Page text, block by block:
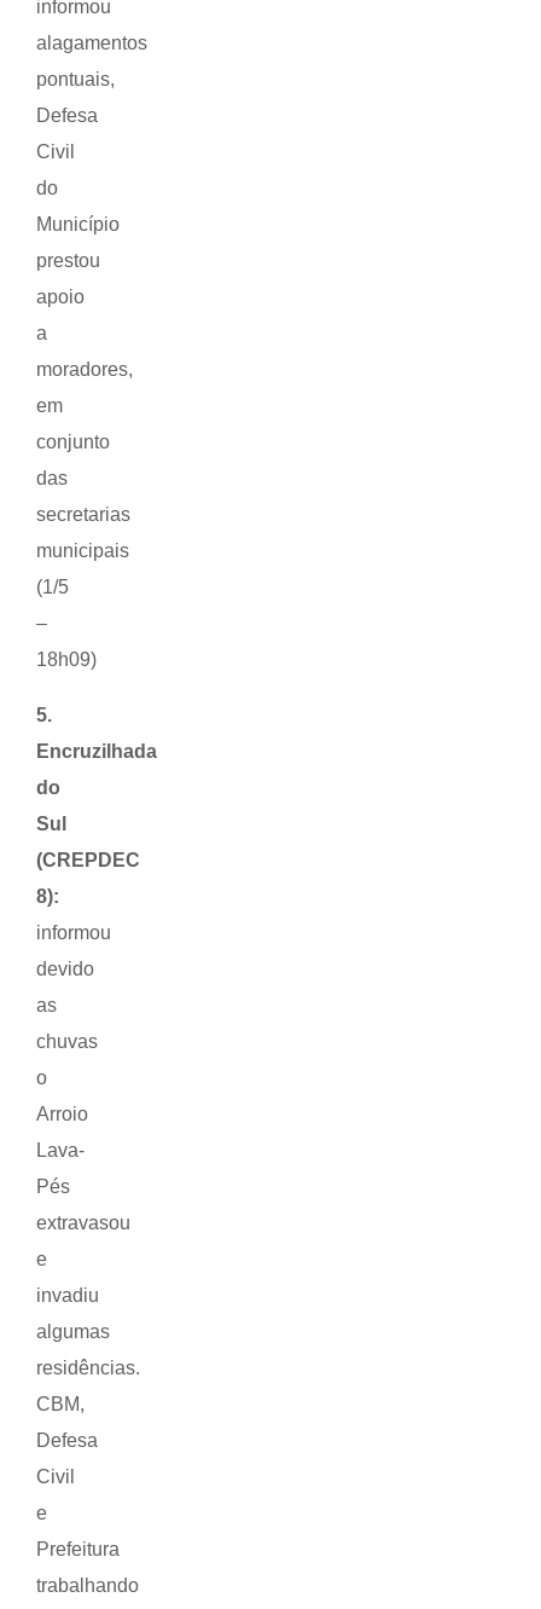
informou
alagamentos
pontuais,
Defesa
Civil
do
Município
prestou
apoio
a
moradores,
em
conjunto
das
secretarias
municipais
(1/5
–
18h09)
5.
Encruzilhada
do
Sul
(CREPDEC
8):
informou
devido
as
chuvas
o
Arroio
Lava-
Pés
extravasou
e
invadiu
algumas
residências.
CBM,
Defesa
Civil
e
Prefeitura
trabalhando